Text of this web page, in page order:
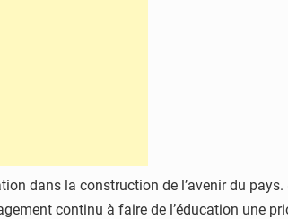
dans la construction de l’avenir du
continu à faire de l’éducation une